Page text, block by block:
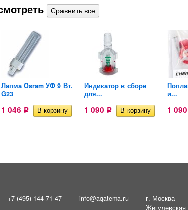
Лапма Osram УФ 9 Вт.
G23
1 046 Р
Индикатор в сборе
для...
1 090 Р
и...
1 090
+7 (495) 144-71-47 info@aqatema.ru
г. Москва